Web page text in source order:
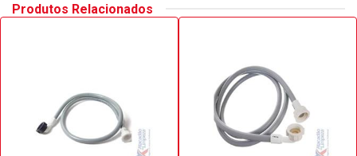
Produtos Relacionados